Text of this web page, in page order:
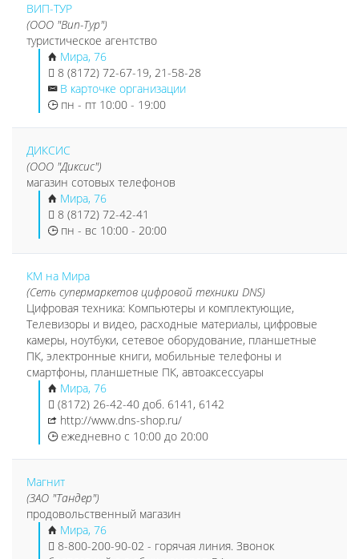
ВИП-ТУР
(ООО "Вип-Тур")
туристическое агентство
Мира, 76
8 (8172) 72-67-19, 21-58-28
В карточке организации
пн - пт 10:00 - 19:00
ДИКСИС
(ООО "Диксис")
магазин сотовых телефонов
Мира, 76
8 (8172) 72-42-41
пн - вс 10:00 - 20:00
КМ на Мира
(Сеть супермаркетов цифровой техники DNS)
Цифровая техника: Компьютеры и комплектующие,
Телевизоры и видео, расходные материалы, цифровые
камеры, ноутбуки, сетевое оборудование, планшетные
ПК, электронные книги, мобильные телефоны и
смартфоны, планшетные ПК, автоаксессуары
Мира, 76
(8172) 26-42-40 доб. 6141, 6142
http://www.dns-shop.ru/
ежедневно с 10:00 до 20:00
Магнит
(ЗАО "Тандер")
продовольственный магазин
Мира, 76
8-800-200-90-02 - горячая линия. Звонок